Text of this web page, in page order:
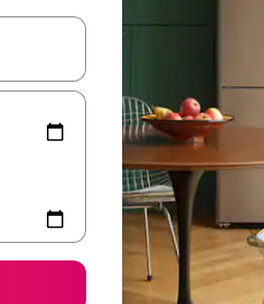
med upp- och nedåtpilarna